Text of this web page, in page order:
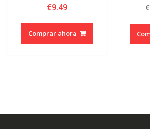
€9.49
Comprar ahora
€